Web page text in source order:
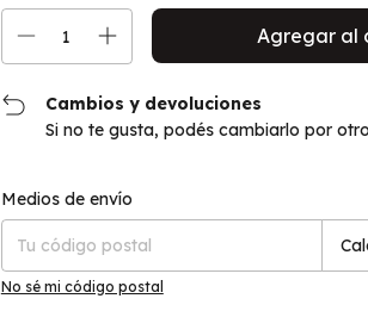
Cambios y devoluciones
Si no te gusta, podés cambiarlo por
Entregas para el CP:
Medios de envío
No sé mi código postal